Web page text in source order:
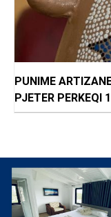
PUNIME
PJETER PERKEQI